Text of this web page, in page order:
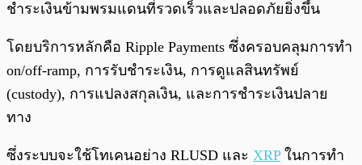
ชำระเงินข้ามพรมแดนที่รวดเร็วและปลอดภัยยิ่งขึ้น
โดยบริการหลักคือ Ripple Payments ซึ่งครอบคลุมการทำ
on/off-ramp, การรับชำระเงิน, การดูแลสินทรัพย์
(custody), การแปลงสกุลเงิน, และการชำระเงินปลาย
ทาง
ซึ่งระบบจะใช้โทเคนอย่าง RLUSD และ XRPในการทำ